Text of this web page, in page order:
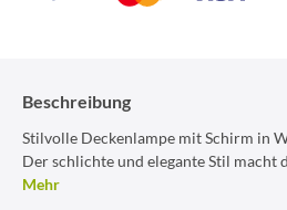
Beschreibung
Stilvolle Deckenlampe mit Schirm in
Der schlichte und elegante Stil macht
Mehr